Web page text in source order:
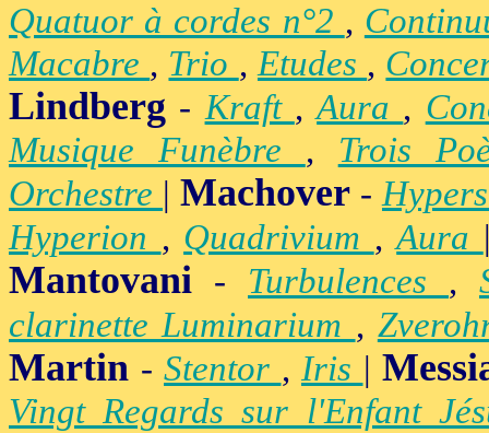
Quatuor à cordes n°2 ,
Macabre , Trio ,Etudes ,
Lindberg -Kraft ,Aura ,
Musique Funèbre , Trois
Orchestre | Machover -
Hyperion , Quadrivium ,Aura
Mantovani - Turbulences ,
clarinette Luminarium ,
Martin - Stentor , Iris |
Vingt Regards sur l'Enfant